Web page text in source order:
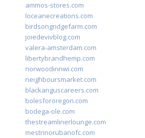
ammos-stores.com
loceanecreations.com
birdsongridgefarm.com
joiedevivblog.com
valera-amsterdam.com
libertybrandhemp.com
norwoodinnwi.com
neighboursmarket.com
blackanguscareers.com
bolesfororegon.com
bodega-ole.com
thestreamlinerlounge.com
mestrinorubanofc.com